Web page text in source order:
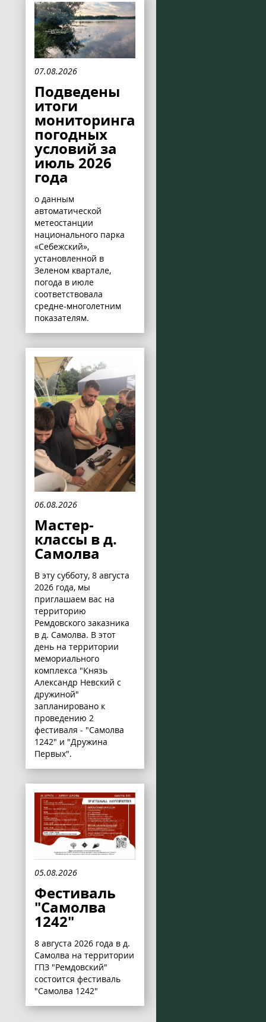
07.08.2026
Подведены
итоги
мониторинга
погодных
условий за
июль 2026
года
о данным
автоматической
метеостанции
национального парка
«Себежский»,
установленной в
Зеленом квартале,
погода в июле
соответствовала
средне-многолетним
показателям.
06.08.2026
Мастер-
классы в д.
Самолва
В эту субботу, 8 августа
2026 года, мы
приглашаем вас на
территорию
Ремдовского заказника
в д. Самолва. В этот
день на территории
мемориального
комплекса "Князь
Александр Невский с
дружиной"
запланировано к
проведению 2
фестиваля - "Самолва
1242" и "Дружина
Первых".
05.08.2026
Фестиваль
"Самолва
1242"
8 августа 2026 года в д.
Самолва на территории
ГПЗ "Ремдовский"
состоится фестиваль
"Самолва 1242"